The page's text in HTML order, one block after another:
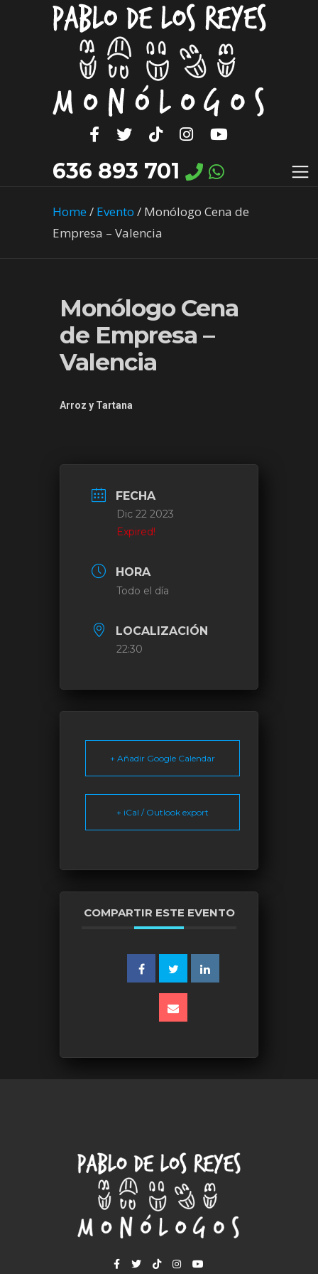
636 893 701
Home/ Evento / Monólogo Cena de
Empresa – Valencia
Monólogo Cena
de Empresa –
Valencia
Arroz y Tartana
FECHA
Dic 22 2023
Expired!
HORA
Todo el día
LOCALIZACIÓN
22:30
+ Añadir Google Calendar
+ iCal / Outlook export
COMPARTIR ESTE EVENTO